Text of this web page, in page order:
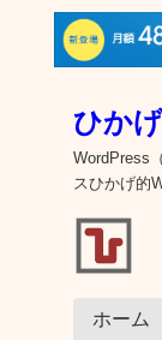
ひか
WordPress
スひかげ的
ホーム